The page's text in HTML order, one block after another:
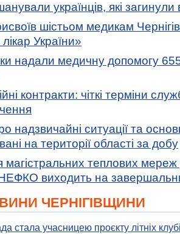
українців, які загинули
шістьом медикам
України»
надали медичну допомогу
контракти: чіткі терміни
надзвичайні ситуації та
на території області за добу
магістральних теплових мереж
виходить на
ЧЕРНІГІВЩИНИ
стала учасницею проєкту літніх